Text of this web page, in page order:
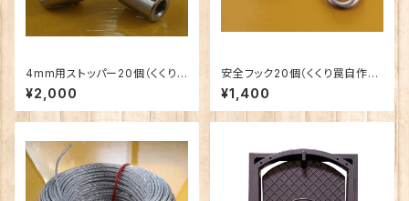
4mm用ストッパー20個（くくり
罠自作用パーツ） 害獣駆除 イノ
シシ対策 くくり罠 アニマル 捕獲
わな猟 捕獲機 猪 鹿 シカ
¥2,000
安全フック20個（くくり罠自作用
パーツ） 害獣駆除 イノシシ対策
くくり罠 アニマル 捕獲 わな猟
捕獲機 猪 鹿 シカ
¥1,400